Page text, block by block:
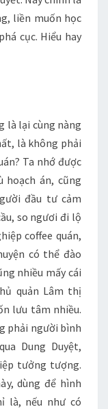
liền muốn học
cục. Hiểu hay
là lại cùng nàng
là không phải
Ta nhớ được
án, cũng
đầu tư cảm
so ngươi đi lộ
coffee quán,
có thể đào
nhiều mấy cái
quản Lâm thị
lưu tâm nhiều.
phải người bình
Dung Duyệt,
tưởng tượng.
dùng để hình
là, nếu như có